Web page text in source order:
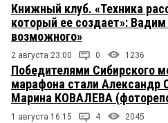
Книжный клуб. «Техника
который ее создает»:
возможного»
2 августа 23:00 0 1236
Победителями Сибирского
марафона стали Александр
Марина КОВАЛЕВА
1 августа 16:15 4 2045